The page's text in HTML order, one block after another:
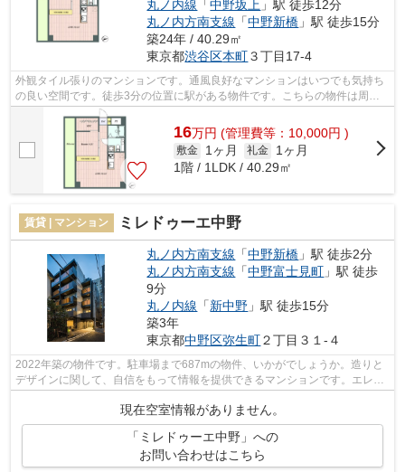
丸ノ内線 「中野坂上 」駅 徒歩12分
丸ノ内方南支線 「中野新橋 」駅 徒歩15分
築24年 / 40.29㎡
東京都渋谷区本町３丁目17-4
外観タイル張りのマンションです。通風良好なマンションはいつでも気持ち
の良い空間です。徒歩3分の位置に駅がある物件です。こちらの物件は周辺
に駅が2つあるので電車へのアクセスが...
16万円 (管理費等：10,000円 )
敷金 1ヶ月 礼金
1ヶ月
1階 / 1LDK / 40.29㎡
賃貸 | マンション ミレドゥーエ中野
丸ノ内方南支線 「中野新橋 」駅 徒歩2分
丸ノ内方南支線 「中野富士見町 」駅 徒歩
9分
丸ノ内線 「新中野 」駅 徒歩15分
築3年
東京都中野区弥生町２丁目３１-４
2022年築の物件です。駐車場まで687mの物件、いかがでしょうか。造りと
デザインに関して、自信をもって情報を提供できるマンションです。エレベ
現在空室情報がありません。
「ミレドゥーエ中野」への
お問い合わせはこちら